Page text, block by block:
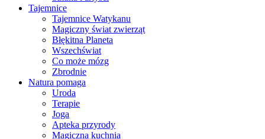
Tajemnice
Tajemnice Watykanu
Magiczny świat zwierząt
Błękitna Planeta
Wszechświat
Co może mózg
Zbrodnie
Natura pomaga
Uroda
Terapie
Joga
Apteka przyrody
Magiczna kuchnia